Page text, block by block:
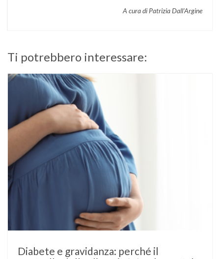
A cura di Patrizia Dall’Argine
Ti potrebbero interessare:
Diabete e gravidanza: perché il